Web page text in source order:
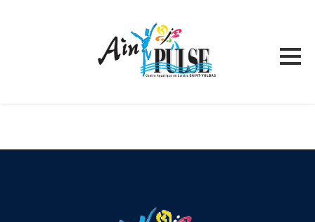
INFOS PRATIQUES